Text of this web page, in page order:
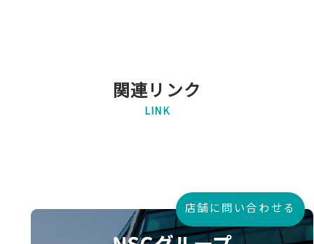
関連リンク
LINK
店舗に問い合わせる